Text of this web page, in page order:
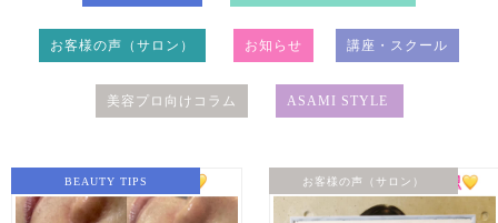
お客様の声（サロン） お知らせ 講座・スクール
美容プロ向けコラム ASAMI STYLE
BEAUTY TIPS お客様の声（サロン）